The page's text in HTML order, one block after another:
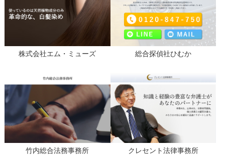
株式会社エム・ミューズ 総合探偵社ひむか
竹内総合法務事務所 クレセント法律事務所